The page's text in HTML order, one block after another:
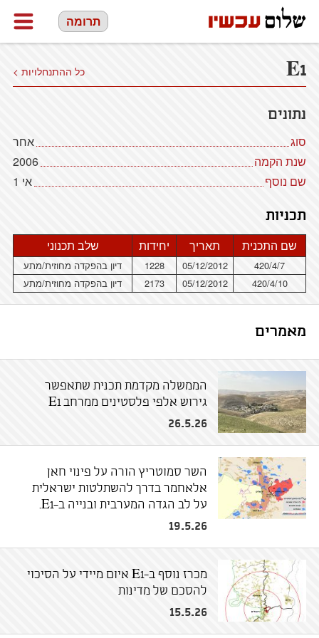
תרומה
E1 כל ההתנחלויות >
נתונים
סוג
אחר
שנת הקמה
2006
שם נוסף
אי 1
תכניות
שם התכנית תאריך יחידות שלב תכנוני
420/4/7
05/12/2012
1228
דיון בהפקדה מחוזית/מתע
420/4/10
05/12/2012
2173 דיון בהפקדה מחוזית/מתע
מאמרים
הממשלה מקדמת תכנית שתאפשר
גירוש אלפי פלסטינים ממרחב E1
26.5.26
השר סמוטריץ הורה על פינוי חאן
אלאחמר בדרך להשתלטות ישראלית
על לב הגדה המערבית ובנייה ב-E1.
19.5.26
מכרז נוסף ב-E1 איום מיידי על הסיכוי
להסכם של מדינות
15.5.26